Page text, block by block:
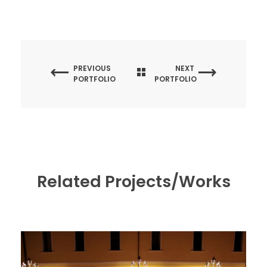
PREVIOUS
PORTFOLIO
NEXT
PORTFOLIO
Related Projects/Works